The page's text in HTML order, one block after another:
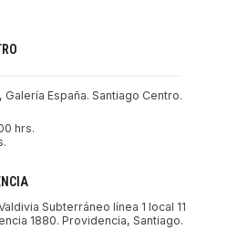
España. Santiago Centro.
hrs.
Subterráneo línea 1 local 11
1880. Providencia, Santiago.